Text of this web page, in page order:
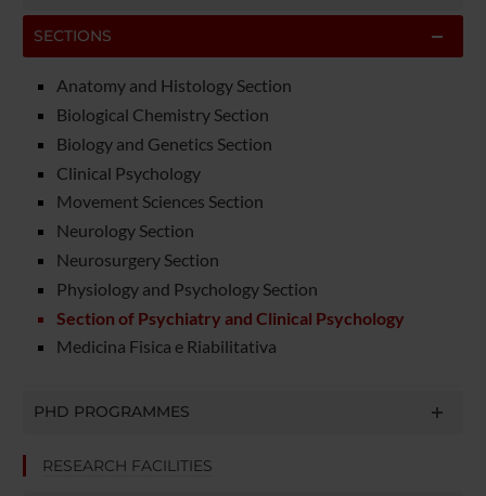
SECTIONS
Anatomy and Histology Section
Biological Chemistry Section
Biology and Genetics Section
Clinical Psychology
Movement Sciences Section
Neurology Section
Neurosurgery Section
Physiology and Psychology Section
Section of Psychiatry and Clinical Psychology
Medicina Fisica e Riabilitativa
PHD PROGRAMMES
RESEARCH FACILITIES